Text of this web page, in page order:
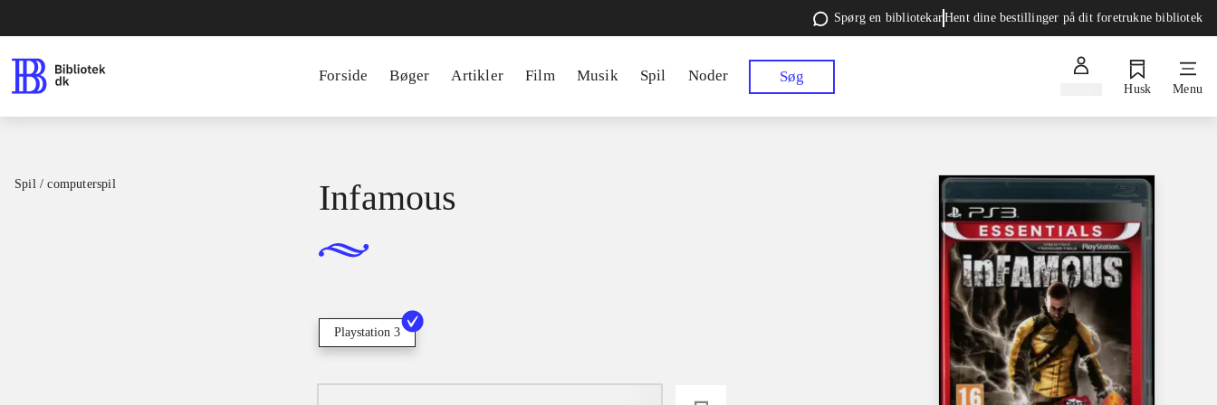
Spørg en bibliotekarHent dine bestillinger på dit foretrukne bibliotek
Forside Bøger Artikler Film Musik Spil Noder Søg
Husk Menu
Spil / computerspil Infamous
Playstation 3